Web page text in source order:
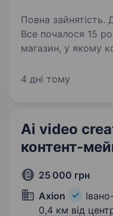
Повна зайнятість.
Все почалося 15
магазин, у якому
мережа
4 дні тому
Ai video
контент-
25 000 грн
Axion
0,4 км від